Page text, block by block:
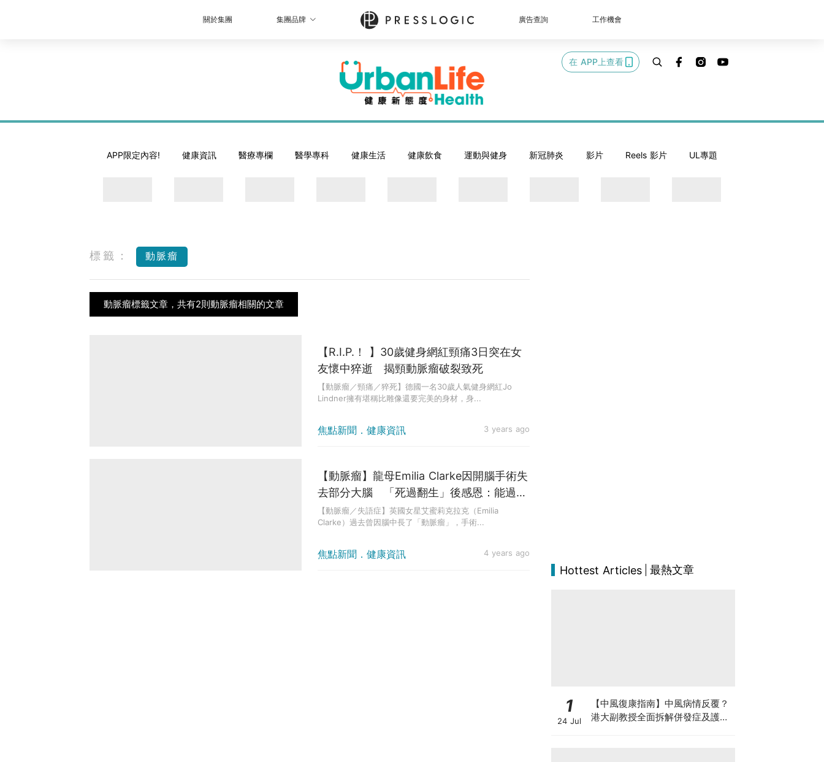
關於集團 集團品牌 廣告查詢 工作機會
在 APP上查看
APP限定內容! 健康資訊 醫療專欄 醫學專科 健康生活 健康飲食 運動與健身 新冠肺炎 影片 Reels 影片 UL專題
標籤： 動脈瘤
動脈瘤標籤文章，共有2則動脈瘤相關的文章
焦點新聞．健康資訊 3 years ago
【R.I.P.！ 】30歲健身網紅頸痛3日突在女
友懷中猝逝 揭頸動脈瘤破裂致死
【動脈瘤／頸痛／猝死】德國一名30歲人氣健身網紅Jo
Lindner擁有堪稱比雕像還要完美的身材，身...
焦點新聞．健康資訊 4 years ago
【動脈瘤】龍母Emilia Clarke因開腦手術失
去部分大腦 「死過翻生」後感恩：能過正
常生活已經很了不起
【動脈瘤／失語症】英國女星艾蜜莉克拉克（Emilia
Clarke）過去曾因腦中長了「動脈瘤」，手術...
Hottest Articles 最熱文章
1
24 Jul
【中風復康指南】中風病情反覆？
港大副教授全面拆解併發症及護理